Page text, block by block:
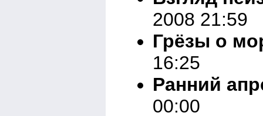
2008 21:59
Грёзы о
16:25
Ранний
00:00